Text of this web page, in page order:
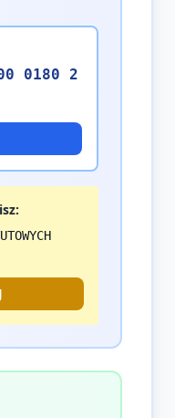
0180 2